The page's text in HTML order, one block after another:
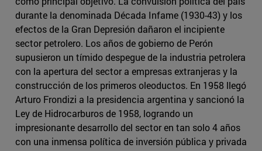
durante la denominada Década Infame (1930-43) y los
efectos de la Gran Depresión dañaron el incipiente
sector petrolero. Los años de gobierno de Perón
supusieron un tímido despegue de la industria petrolera
con la apertura del sector a empresas extranjeras y la
construcción de los primeros oleoductos. En 1958 llegó
Arturo Frondizi a la presidencia argentina y sancionó la
Ley de Hidrocarburos de 1958, logrando un
impresionante desarrollo del sector en tan solo 4 años
con una inmensa política de inversión pública y privada